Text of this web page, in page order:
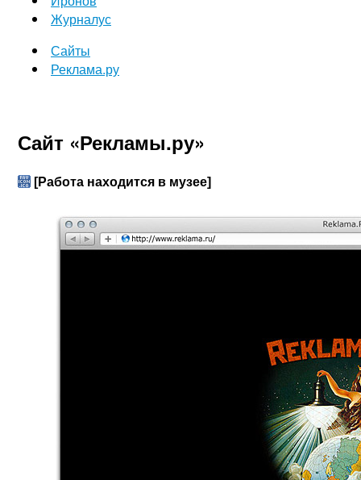
Журналус
Сайты
Реклама.ру
Сайт «Рекламы.ру»
[Работа находится в музее]